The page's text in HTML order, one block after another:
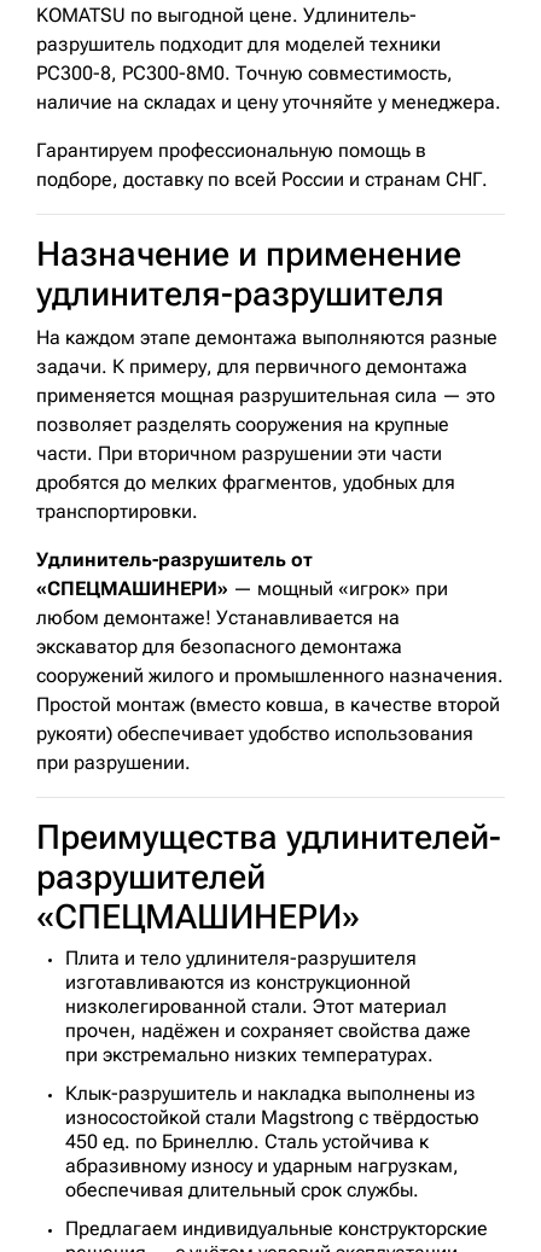
KOMATSU по выгодной цене. Удлинитель-
разрушитель подходит для моделей техники
PC300-8, PC300-8M0. Точную совместимость,
наличие на складах и цену уточняйте у менеджера.
Гарантируем профессиональную помощь в
подборе, доставку по всей России и странам СНГ.
Назначение и применение
удлинителя-разрушителя
На каждом этапе демонтажа выполняются разные
задачи. К примеру, для первичного демонтажа
применяется мощная разрушительная сила — это
позволяет разделять сооружения на крупные
части. При вторичном разрушении эти части
дробятся до мелких фрагментов, удобных для
транспортировки.
Удлинитель-разрушитель от
«СПЕЦМАШИНЕРИ» — мощный «игрок» при
любом демонтаже! Устанавливается на
экскаватор для безопасного демонтажа
сооружений жилого и промышленного назначения.
Простой монтаж (вместо ковша, в качестве второй
рукояти) обеспечивает удобство использования
при разрушении.
Преимущества удлинителей-
разрушителей
«СПЕЦМАШИНЕРИ»
Плита и тело удлинителя-разрушителя
изготавливаются из конструкционной
низколегированной стали. Этот материал
прочен, надёжен и сохраняет свойства даже
при экстремально низких температурах.
Клык-разрушитель и накладка выполнены из
износостойкой стали Magstrong с твёрдостью
450 ед. по Бринеллю. Сталь устойчива к
абразивному износу и ударным нагрузкам,
обеспечивая длительный срок службы.
Предлагаем индивидуальные конструкторские